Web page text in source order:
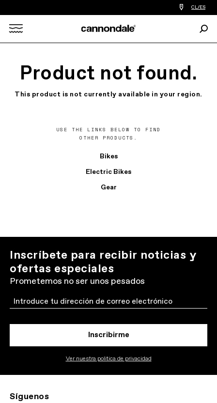
Encontrar
tiedas
bicicletas
de
CL/ES
Product not found.
This product is not currently available in your region.
USE THE LINKS BELOW TO FIND
OTHER PRODUCTS.
Bikes
Electric Bikes
Gear
Inscríbete para recibir noticias y
ofertas especiales
Prometemos no ser unos pesados
Email
Inscribirme
Ver nuestra politica de privacidad
Síguenos